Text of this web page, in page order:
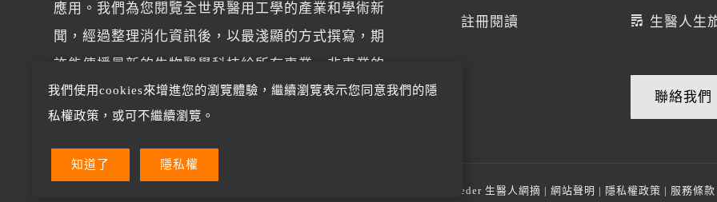
我們使用cookies來增進您的瀏覽體驗，繼續瀏覽表示您同意我們的隱
私權政策，或可不繼續瀏覽。
知道了 隱私權
應用。我們為您閱覽全世界醫用工學的產業和學術新
聞，經過整理消化資訊後，以最淺顯的方式撰寫，期
許能傳播最新的生物醫學科技給所有專業、非專業的
讀者。
註冊閱讀 生醫人生
聯絡我們
BioMeder 生醫人網摘 | 網站聲明 | 隱私權政策 | 服務條款